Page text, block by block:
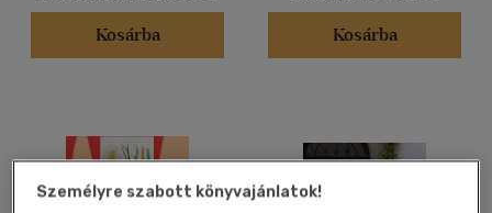
mind (4)
Gyermek és ifjúsági
Nyelv szerint
Kosárba
Kosárba
Személyre szabott könyvajánlatok!